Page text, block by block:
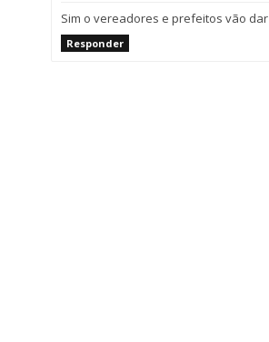
Sim o vereadores e prefeitos vão dar
Responder